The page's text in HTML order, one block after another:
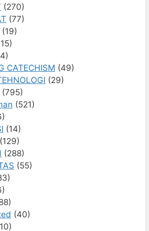
(270)
(77)
(19)
CATECHISM (49)
(29)
(795)
(521)
(14)
(129)
(288)
(55)
(40)